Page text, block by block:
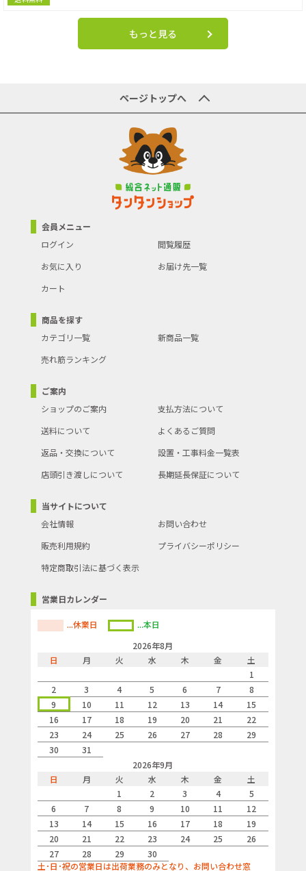
もっと見る
ページトップへ
会員メニュー
ログイン
閲覧履歴
お気に入り
お届け先一覧
カート
商品を探す
カテゴリ一覧
新商品一覧
売れ筋ランキング
ご案内
ショップのご案内
支払方法について
送料について
よくあるご質問
返品・交換について
設置・工事料金一覧表
店頭引き渡しについて
長期延長保証について
当サイトについて
会社情報
お問い合わせ
販売利用規約
プライバシーポリシー
特定商取引法に基づく表示
営業日カレンダー
...休業日
...本日
2026年8月
日
月 火 水 木 金
土
1
2
3 4 5 6 7
8
9
10 11 12 13 14
15
16
17 18 19 20 21
22
23
24 25 26 27 28
29
30
31
2026年9月
日
月 火 水 木 金
土
1
2 3 4
5
6
7 8 9 10 11
12
13
14 15 16 17 18
19
20
21 22 23 24 25
26
27
28 29
30
土･日･祝の営業日は出荷業務のみとなり、お問い合わせ窓